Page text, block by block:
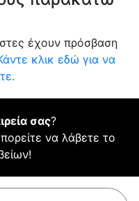
έχουν πρόσβαση
κλικ εδώ για να
σας?
να λάβετε το